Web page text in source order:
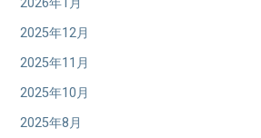
2025年12月
2025年11月
2025年10月
2025年8月